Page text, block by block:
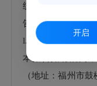
统计时限为2025
告在“福州市鼓楼
l.gov.cn）公布，
本报告如有疑问
（地址：福州市
开启